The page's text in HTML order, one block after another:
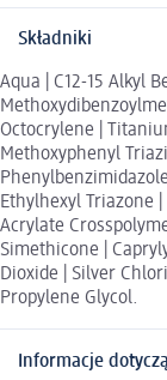
Składniki
Aqua | C12-15 Alkyl
Octocrylene |
Methoxyphenyl
Ethylhexyl Triazone
Acrylate
Simethicone |
Dioxide | Silver
Propylene Glycol.
Informacje